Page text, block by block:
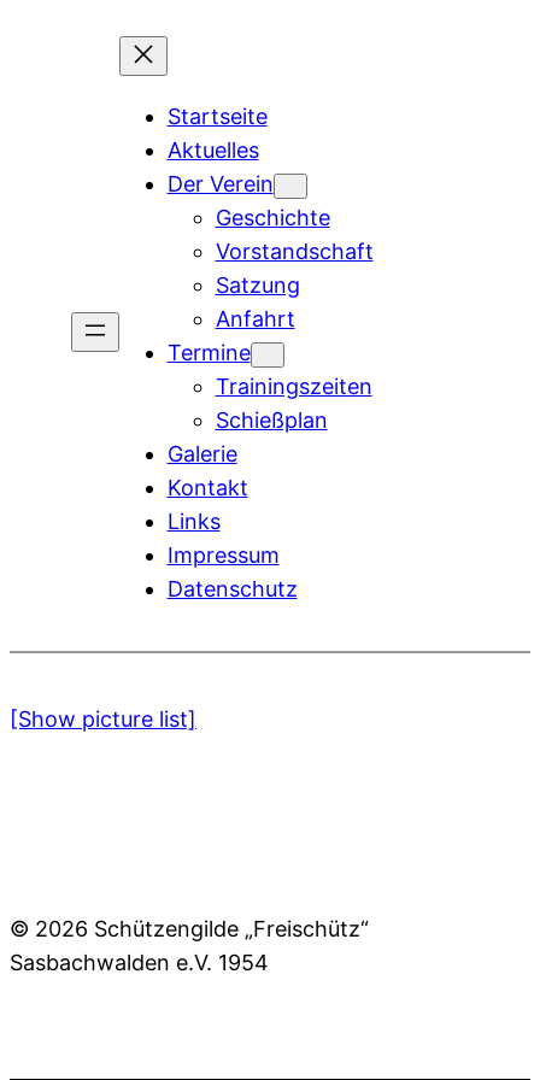
Startseite
Aktuelles
Der Verein
Geschichte
Vorstandschaft
Satzung
Anfahrt
Termine
Trainingszeiten
Schießplan
Galerie
Kontakt
Links
Impressum
Datenschutz
[Show picture list]
© 2026 Schützengilde „Freischütz“
Sasbachwalden e.V. 1954